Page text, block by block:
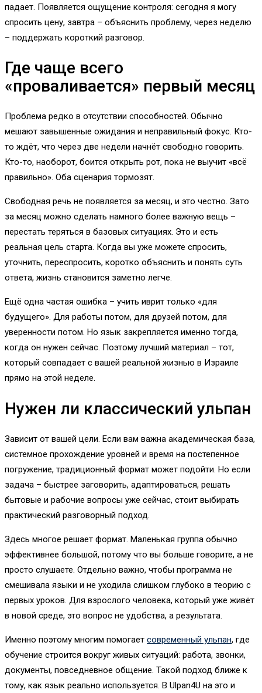
падает. Появляется ощущение контроля: сегодня я могу
спросить цену, завтра – объяснить проблему, через неделю
– поддержать короткий разговор.
Где чаще всего
«проваливается» первый месяц
Проблема редко в отсутствии способностей. Обычно
мешают завышенные ожидания и неправильный фокус. Кто-
то ждёт, что через две недели начнёт свободно говорить.
Кто-то, наоборот, боится открыть рот, пока не выучит «всё
правильно». Оба сценария тормозят.
Свободная речь не появляется за месяц, и это честно. Зато
за месяц можно сделать намного более важную вещь –
перестать теряться в базовых ситуациях. Это и есть
реальная цель старта. Когда вы уже можете спросить,
уточнить, переспросить, коротко объяснить и понять суть
ответа, жизнь становится заметно легче.
Ещё одна частая ошибка – учить иврит только «для
будущего». Для работы потом, для друзей потом, для
уверенности потом. Но язык закрепляется именно тогда,
когда он нужен сейчас. Поэтому лучший материал – тот,
который совпадает с вашей реальной жизнью в Израиле
прямо на этой неделе.
Нужен ли классический ульпан
Зависит от вашей цели. Если вам важна академическая база,
системное прохождение уровней и время на постепенное
погружение, традиционный формат может подойти. Но если
задача – быстрее заговорить, адаптироваться, решать
бытовые и рабочие вопросы уже сейчас, стоит выбирать
практический разговорный подход.
Здесь многое решает формат. Маленькая группа обычно
эффективнее большой, потому что вы больше говорите, а не
просто слушаете. Отдельно важно, чтобы программа не
смешивала языки и не уходила слишком глубоко в теорию с
первых уроков. Для взрослого человека, который уже живёт
в новой среде, это вопрос не удобства, а результата.
Именно поэтому многим помогает современный ульпан, где
обучение строится вокруг живых ситуаций: работа, звонки,
документы, повседневное общение. Такой подход ближе к
тому, как язык реально используется. В Ulpan4U на это и